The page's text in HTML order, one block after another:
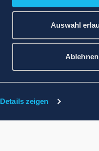
Details zeigen
Auswahl
Ablehnen